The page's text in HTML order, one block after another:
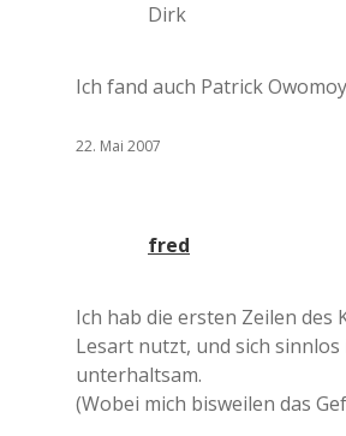
Dirk
Ich fand auch Patrick
22. Mai 2007
fred
Ich hab die ersten Zeilen des
Lesart nutzt, und sich
unterhaltsam.
(Wobei mich bisweilen das